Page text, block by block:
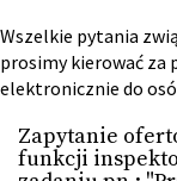
Wszelkie pytania
prosimy kierować
elektronicznie do
Zapytanie
funkcji